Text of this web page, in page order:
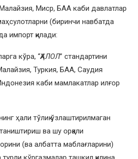
Миср, БАА каби давлатлар
(биринчи навбатда
импорт қилади:
кўра, “ҲАЛОЛ” стандартини
Туркия, БАА, Саудия
каби мамлакатлар илғор
ҳали тўлиқ ўзлаштирилмаган
ва шу орқали
(ва албатта маблағларини)